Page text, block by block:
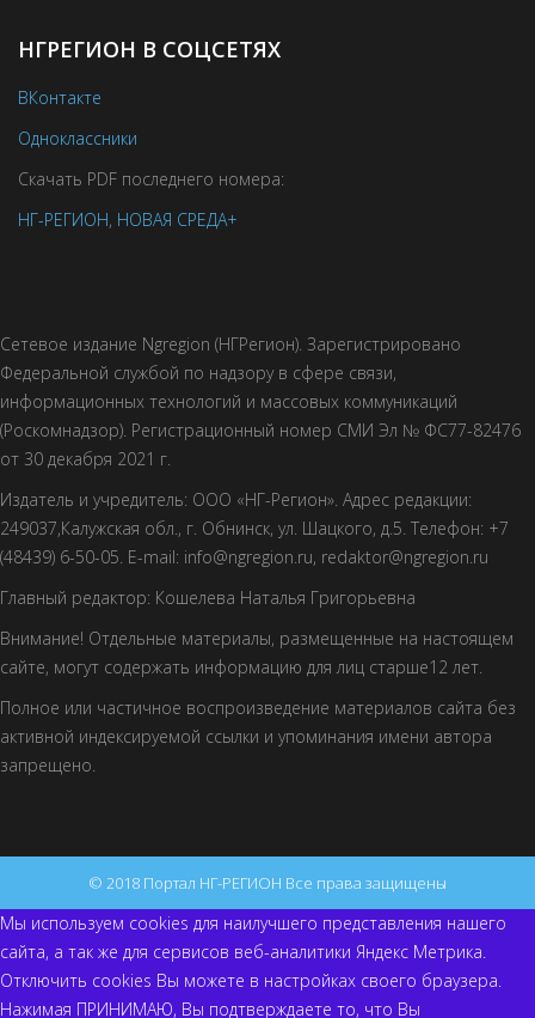
НГРЕГИОН В СОЦСЕТЯХ
ВКонтакте
Одноклассники
Скачать PDF последнего номера:
НГ-РЕГИОН, НОВАЯ СРЕДА+
Сетевое издание Ngregion (НГРегион). Зарегистрировано
Федеральной службой по надзору в сфере связи,
информационных технологий и массовых коммуникаций
(Роскомнадзор). Регистрационный номер СМИ Эл № ФС77-82476
от 30 декабря 2021 г.
Издатель и учредитель: ООО «НГ-Регион». Адрес редакции:
249037,Калужская обл., г. Обнинск, ул. Шацкого, д.5. Телефон: +7
(48439) 6-50-05. E-mail: info@ngregion.ru, redaktor@ngregion.ru
Главный редактор: Кошелева Наталья Григорьевна
Внимание! Отдельные материалы, размещенные на настоящем
сайте, могут содержать информацию для лиц старше12 лет.
Полное или частичное воспроизведение материалов сайта без
активной индексируемой ссылки и упоминания имени автора
запрещено.
© 2018 Портал НГ-РЕГИОН Все права защищены
Мы используем cookies для наилучшего представления нашего
сайта, а так же для сервисов веб-аналитики Яндекс Метрика.
Отключить cookies Вы можете в настройках своего браузера.
Нажимая ПРИНИМАЮ, Вы подтверждаете то, что Вы